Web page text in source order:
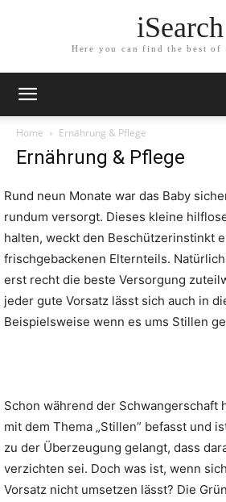
iSearch
Here you can find the best of
Home Ernährung & Pflege
Ernährung & Pflege
Rund neun Monate war das Baby
rundum versorgt. Dieses kleine
halten, weckt den Beschützerinstinkt
frischgebackenen Elternteils.
erst recht die beste Versorgung
jeder gute Vorsatz lässt sich auch in
Beispielsweise wenn es ums Stillen
Schon während der Schwangerschaft
mit dem Thema „Stillen” befasst und
zu der Überzeugung gelangt, dass
verzichten sei. Doch was ist, wenn
Vorsatz nicht umsetzen lässt? Die